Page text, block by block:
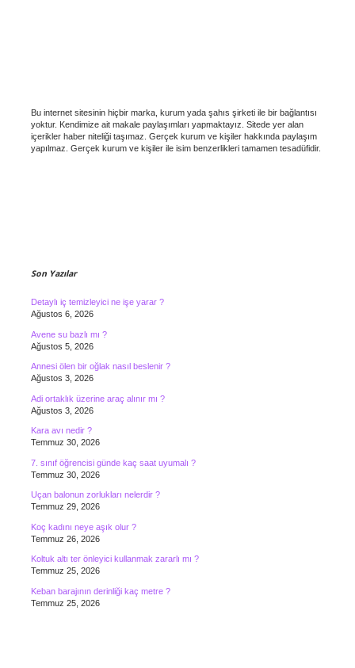
Bu internet sitesinin hiçbir marka, kurum yada şahıs şirketi ile bir bağlantısı
yoktur. Kendimize ait makale paylaşımları yapmaktayız. Sitede yer alan
içerikler haber niteliği taşımaz. Gerçek kurum ve kişiler hakkında paylaşım
yapılmaz. Gerçek kurum ve kişiler ile isim benzerlikleri tamamen tesadüfidir.
Son Yazılar
Detaylı iç temizleyici ne işe yarar ?
Ağustos 6, 2026
Avene su bazlı mı ?
Ağustos 5, 2026
Annesi ölen bir oğlak nasıl beslenir ?
Ağustos 3, 2026
Adi ortaklık üzerine araç alınır mı ?
Ağustos 3, 2026
Kara avı nedir ?
Temmuz 30, 2026
7. sınıf öğrencisi günde kaç saat uyumalı ?
Temmuz 30, 2026
Uçan balonun zorlukları nelerdir ?
Temmuz 29, 2026
Koç kadını neye aşık olur ?
Temmuz 26, 2026
Koltuk altı ter önleyici kullanmak zararlı mı ?
Temmuz 25, 2026
Keban barajının derinliği kaç metre ?
Temmuz 25, 2026